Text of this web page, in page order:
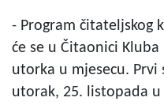
- Program čitateljskog
će se u Čitaonici
utorka u mjesecu.
utorak, 25. listopada